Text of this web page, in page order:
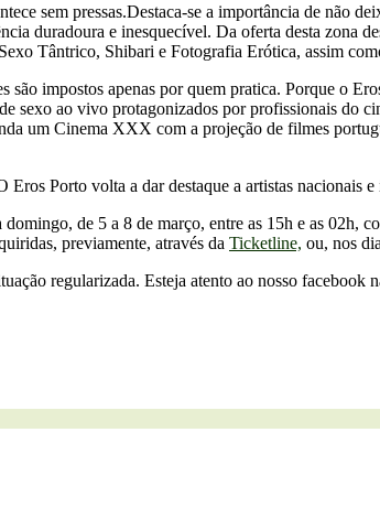
sem pressas.Destaca-se a importância de não
duradoura e inesquecível. Da oferta desta zona
Tântrico, Shibari e Fotografia Erótica, assim
são impostos apenas por quem pratica. Porque o
sexo ao vivo protagonizados por profissionais do
um Cinema XXX com a projeção de filmes
Porto volta a dar destaque a artistas nacionais
de 5 a 8 de março, entre as 15h e as 02h,
previamente, através da Ticketline, ou, nos
regularizada. Esteja atento ao nosso facebook